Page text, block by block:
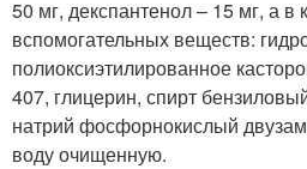
50 мг, декспантенол – 15 мг, а в
вспомогательных веществ:
полиоксиэтилированное
407, глицерин, спирт
натрий фосфорнокислый
воду очищенную.